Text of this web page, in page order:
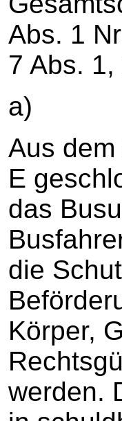
Abs. 1
7 Abs.
a)
Aus
E
das
die
Körper,
werden.